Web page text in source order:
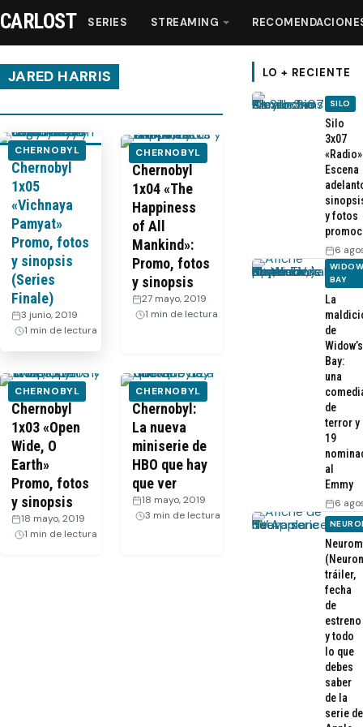
Streaming
Recomendaciones
Videos
Webisodios
CARLOST SERIES STREAMING
JARED HARRIS
CHERNOBYL
Chernobyl
1x05
«Vichnaya
Pamyat»
Promo, fotos
y sinopsis
(Series
Finale)
3 junio, 2019
1 min de lectura
CHERNOBYL
Chernobyl
1x04 «The
Happiness
of All
Mankind»:
Promo, fotos
y sinopsis
27 mayo, 2019
1 min de lectura
CHERNOBYL
Chernobyl
1x03 «Open
Wide, O
Earth»
Promo, fotos
y sinopsis
18 mayo, 2019
1 min de lectura
CHERNOBYL
Chernobyl:
La nueva
miniserie de
HBO que hay
que ver
18 mayo, 2019
3 min de lectura
LO + RECIENTE
SILO
Silo
3x07
Escena
y fotos
6
BAY
La
de
Widow’s
Bay:
una
de
terror y
19
al
Emmy
6
tráiler,
fecha
de
estreno
y todo
lo que
debes
saber
de la
serie de